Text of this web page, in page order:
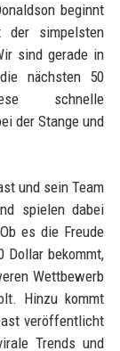
beginnt
der simpelsten
sind gerade in
nächsten 50
schnelle
der Stange und
und sein Team
spielen dabei
es die Freude
Dollar bekommt,
Wettbewerb
Hinzu kommt
veröffentlicht
Trends und